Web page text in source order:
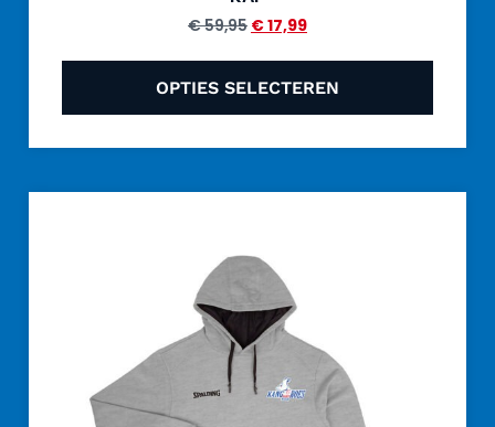
€59,95 €17,99
OPTIES SELECTEREN